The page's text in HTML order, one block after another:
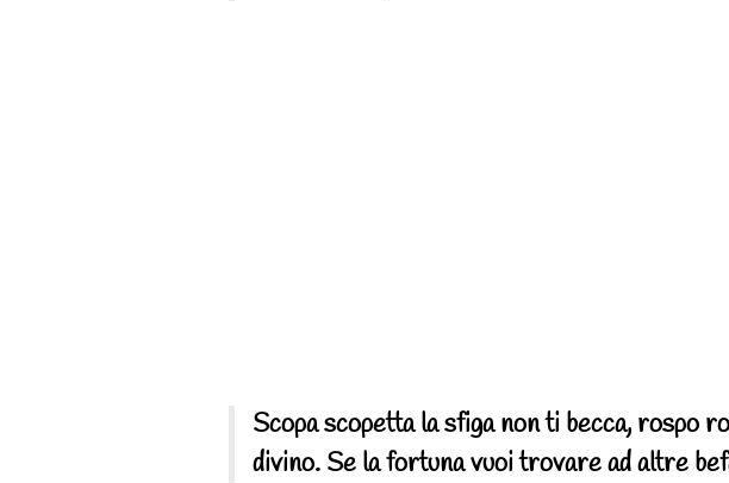
Scopa scopetta la sfiga non ti becca, rospo
divino. Se la fortuna vuoi trovare ad altre